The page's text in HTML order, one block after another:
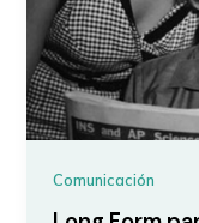
Comunicación